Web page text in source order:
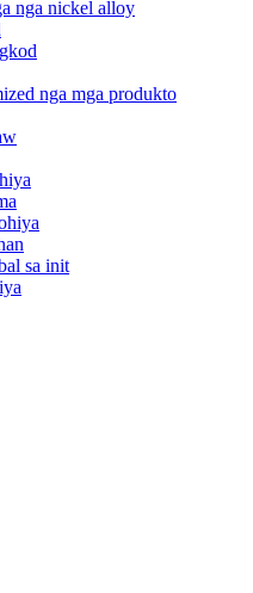
nga nickel alloy
nga mga produkto
sa init